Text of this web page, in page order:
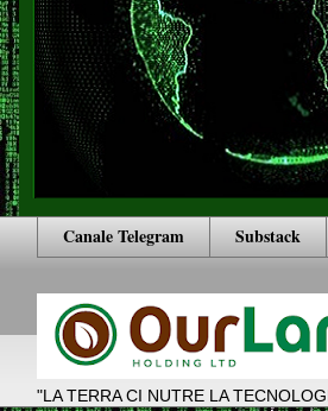
Canale Telegram Substack
"LA TERRA CI NUTRE LA